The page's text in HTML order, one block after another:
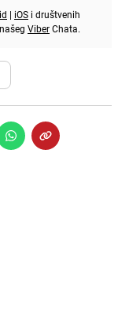
| iOS i društvenih
ViberChata.